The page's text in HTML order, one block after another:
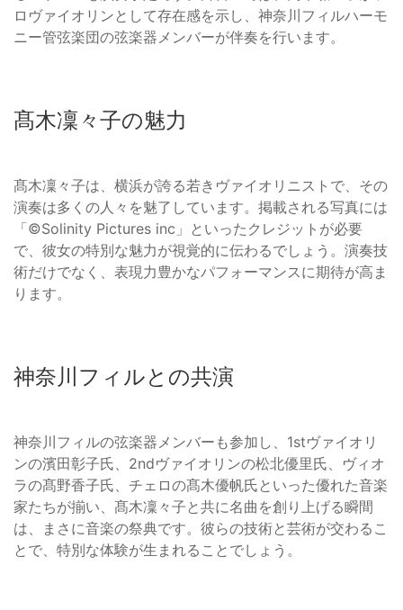
ロヴァイオリンとして存在感を示し、神奈川フィルハーモ
ニー管弦楽団の弦楽器メンバーが伴奏を行います。
髙木凜々子の魅力
髙木凜々子は、横浜が誇る若きヴァイオリニストで、その
演奏は多くの人々を魅了しています。掲載される写真には
「©Solinity Pictures inc」といったクレジットが必要
で、彼女の特別な魅力が視覚的に伝わるでしょう。演奏技
術だけでなく、表現力豊かなパフォーマンスに期待が高ま
ります。
神奈川フィルとの共演
神奈川フィルの弦楽器メンバーも参加し、1stヴァイオリ
ンの濱田彰子氏、2ndヴァイオリンの松北優里氏、ヴィオ
ラの髙野香子氏、チェロの髙木優帆氏といった優れた音楽
家たちが揃い、髙木凜々子と共に名曲を創り上げる瞬間
は、まさに音楽の祭典です。彼らの技術と芸術が交わるこ
とで、特別な体験が生まれることでしょう。